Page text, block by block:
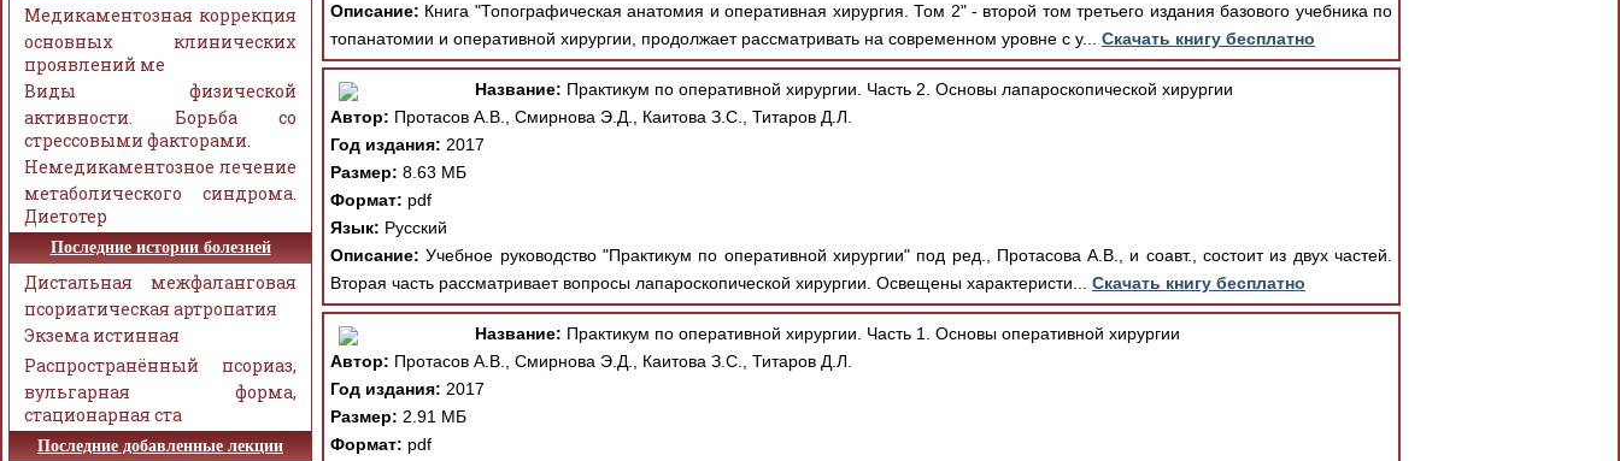
Описание: Книга "Топографическая анатомия и оперативная хирургия. Том 2" - второй том третьего издания базового учебника по
топанатомии и оперативной хирургии, продолжает рассматривать на современном уровне с у... Скачать книгу бесплатно
Название: Практикум по оперативной хирургии. Часть 2. Основы лапароскопической хирургии
Автор: Протасов А.В., Смирнова Э.Д., Каитова З.С., Титаров Д.Л.
Год издания: 2017
Размер: 8.63 МБ
Формат: pdf
Язык: Русский
Описание: Учебное руководство "Практикум по оперативной хирургии" под ред., Протасова А.В., и соавт., состоит из двух частей.
Вторая часть рассматривает вопросы лапароскопической хирургии. Освещены характеристи... Скачать книгу бесплатно
Название: Практикум по оперативной хирургии. Часть 1. Основы оперативной хирургии
Автор: Протасов А.В., Смирнова Э.Д., Каитова З.С., Титаров Д.Л.
Год издания: 2017
Размер: 2.91 МБ
Формат: pdf
Медикаментозная коррекция
основных клинических
проявлений ме
Виды физической
активности. Борьба со
стрессовыми факторами.
Немедикаментозное лечение
метаболического синдрома.
Диетотер
Последние истории болезней
Дистальная межфаланговая
псориатическая артропатия
Экзема истинная
Распространённый псориаз,
вульгарная форма,
стационарная ста
Последние добавленные лекции